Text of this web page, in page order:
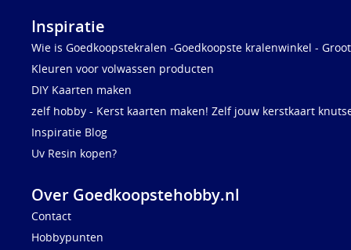
Inspiratie
Wie is Goedkoopstekralen -Goedkoopste kralenwinkel -
Kleuren voor volwassen producten
DIY Kaarten maken
zelf hobby - Kerst kaarten maken! Zelf jouw kerstkaart
Inspiratie Blog
Uv Resin kopen?
Over Goedkoopstehobby.nl
Contact
Hobbypunten